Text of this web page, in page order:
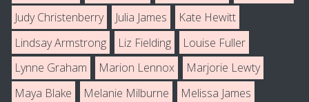
Judy Christenberry
Julia James
Kate Hewitt
Lindsay Armstrong
Liz Fielding
Louise Fuller
Lynne Graham
Marion Lennox
Marjorie Lewty
Maya Blake
Melanie Milburne
Melissa James